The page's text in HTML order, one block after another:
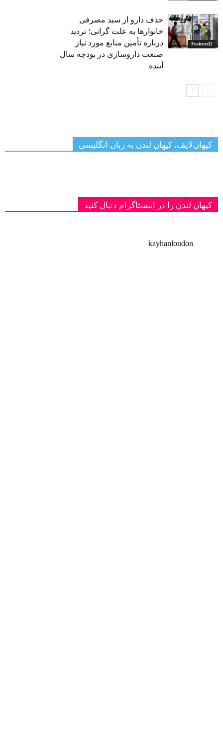
Featured2
حذف دارو از سبد مصرفی
خانوارها به‌ علت گرانی؛ تردید
درباره تأمین منابع مورد نیاز
صنعت داروسازی در بودجه سال
آینده
کیهان‌لایف، کیهان لندن به زبان انگلیسی
کیهان لندن را در اینستاگرام دنبال کنید
kayhanlondon